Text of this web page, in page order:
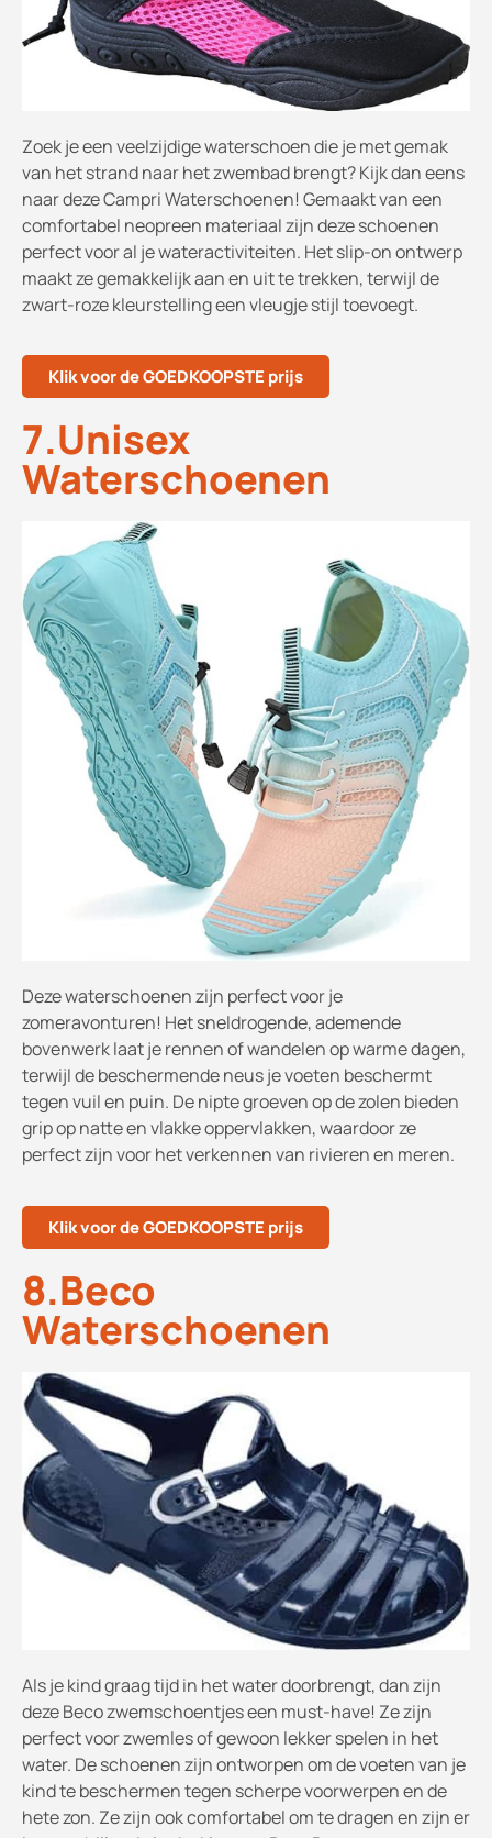
Zoek je een veelzijdige waterschoen die je met gemak
van het strand naar het zwembad brengt? Kijk dan eens
naar deze Campri Waterschoenen! Gemaakt van een
comfortabel neopreen materiaal zijn deze schoenen
perfect voor al je wateractiviteiten. Het slip-on ontwerp
maakt ze gemakkelijk aan en uit te trekken, terwijl de
zwart-roze kleurstelling een vleugje stijl toevoegt.
Klik voor de GOEDKOOPSTE prijs
7.Unisex
Waterschoenen
Deze waterschoenen zijn perfect voor je
zomeravonturen! Het sneldrogende, ademende
bovenwerk laat je rennen of wandelen op warme dagen,
terwijl de beschermende neus je voeten beschermt
tegen vuil en puin. De nipte groeven op de zolen bieden
grip op natte en vlakke oppervlakken, waardoor ze
perfect zijn voor het verkennen van rivieren en meren.
Klik voor de GOEDKOOPSTE prijs
8.Beco
Waterschoenen
Als je kind graag tijd in het water doorbrengt, dan zijn
deze Beco zwemschoentjes een must-have! Ze zijn
perfect voor zwemles of gewoon lekker spelen in het
water. De schoenen zijn ontworpen om de voeten van je
kind te beschermen tegen scherpe voorwerpen en de
hete zon. Ze zijn ook comfortabel om te dragen en zijn er